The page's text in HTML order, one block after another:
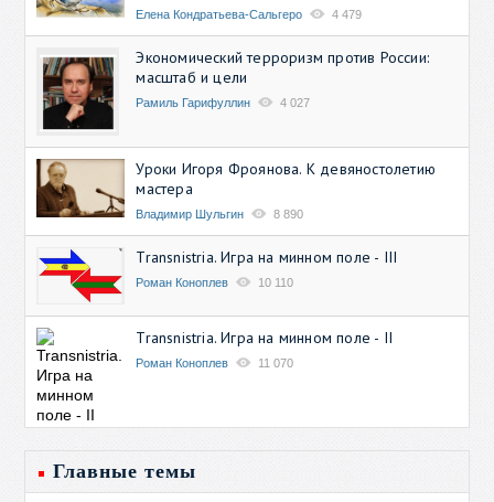
Елена Кондратьева-Сальгеро 4 479
Экономический терроризм против России:
масштаб и цели
Рамиль Гарифуллин 4 027
Уроки Игоря Фроянова. К девяностолетию
мастера
Владимир Шульгин 8 890
Transnistria. Игра на минном поле - III
Роман Коноплев 10 110
Transnistria. Игра на минном поле - II
Роман Коноплев 11 070
Главные темы